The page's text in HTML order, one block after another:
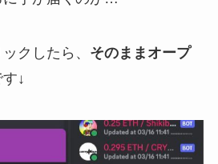
クしたら、 そのままオープ
↓